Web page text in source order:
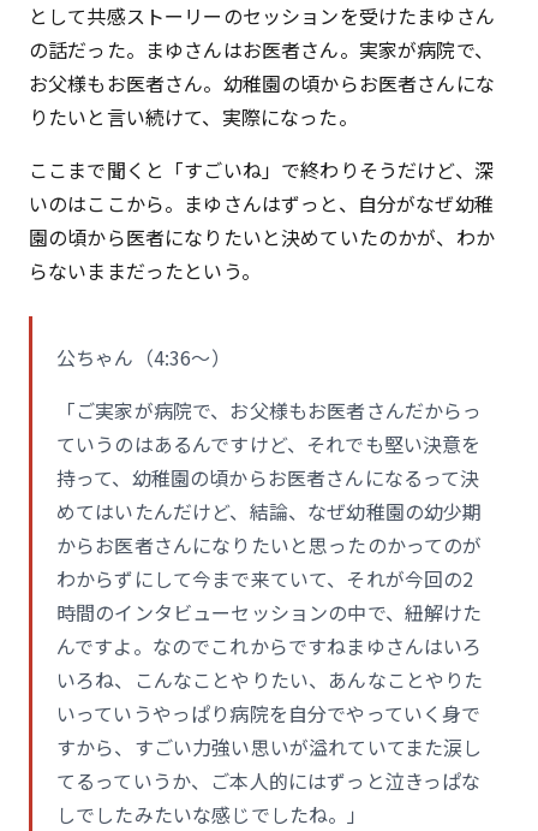
として共感ストーリーのセッションを受けたまゆさん
の話だった。まゆさんはお医者さん。実家が病院で、
お父様もお医者さん。幼稚園の頃からお医者さんにな
りたいと言い続けて、実際になった。
ここまで聞くと「すごいね」で終わりそうだけど、深
いのはここから。まゆさんはずっと、自分がなぜ幼稚
園の頃から医者になりたいと決めていたのかが、わか
らないままだったという。
公ちゃん（4:36〜）
「ご実家が病院で、お父様もお医者さんだからっ
ていうのはあるんですけど、それでも堅い決意を
持って、幼稚園の頃からお医者さんになるって決
めてはいたんだけど、結論、なぜ幼稚園の幼少期
からお医者さんになりたいと思ったのかってのが
わからずにして今まで来ていて、それが今回の2
時間のインタビューセッションの中で、紐解けた
んですよ。なのでこれからですねまゆさんはいろ
いろね、こんなことやりたい、あんなことやりた
いっていうやっぱり病院を自分でやっていく身で
すから、すごい力強い思いが溢れていてまた涙し
てるっていうか、ご本人的にはずっと泣きっぱな
しでしたみたいな感じでしたね。」